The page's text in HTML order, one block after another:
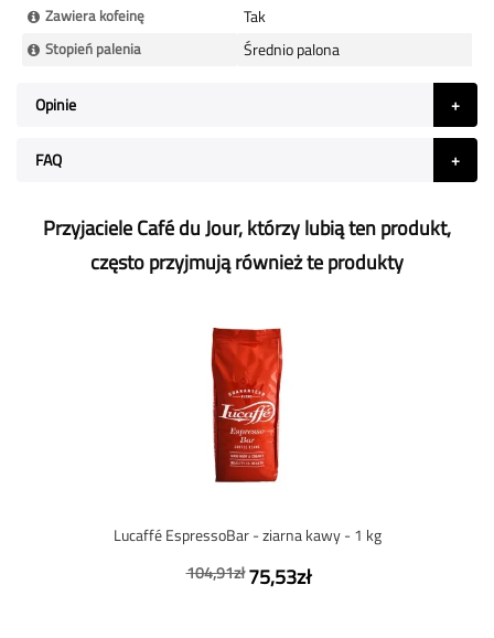
Zawiera kofeinę Tak
Stopień palenia Średnio palona
Opinie
FAQ
Przyjaciele Café du Jour, którzy lubią ten produkt,
często przyjmują również te produkty
Lucaffé EspressoBar - ziarna kawy - 1 kg
104,91zł 75,53zł